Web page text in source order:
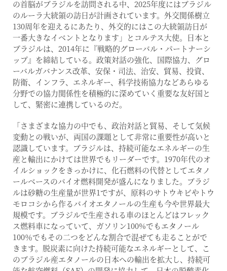
の首脳がブラジルを訪問される中、2025年度にはブラジル
のルーラ大統領の訪日が計画されています。外交関係樹立
130周年を迎えるにあたり、外交的にはこの大統領訪日が
一番大きなイベントとなります」とコルテス大使。日本と
ブラジルは、2014年に『戦略的グローバル・パートナーシ
ップ』を締結している。政策対話の強化、国際協力、グロ
ーバルガバナンス改革、安保・司法、治安、貿易、投資、
防衛、インフラ、エネルギー、科学技術協力などあらゆる
分野での協力関係性を積極的に深めていく重要な友好国と
して、緊密に連携しているのだ。
「さまざまな協力の中でも、政治対話と貿易、そして気候
変動との戦いが、両国の課題として非常に重要性が高いと
認識しています。ブラジルは、持続可能なエネルギーの生
産と輸出にかけては世界でもリーダーです。1970年代のオ
イルショックをきっかけに、化石燃料の代替としてエタノ
ールベースのバイオ燃料開発が盛んになりました。ブラジ
ルは砂糖の生産量が世界1ですが、原料のサトウキビやトウ
モロコシから作るバイオエタノールの生産も今や世界最大
規模です。ブラジルで生産される車のほとんどはフレック
ス燃料車になっていて、ガソリン100%でもエタノール
100％でもその二つをどんな割合で混ぜても走ることがで
きます。脱炭素に向けた持続可能なエネルギーとして、こ
のブラジル産エタノールの日本への輸出を拡大し、持続可